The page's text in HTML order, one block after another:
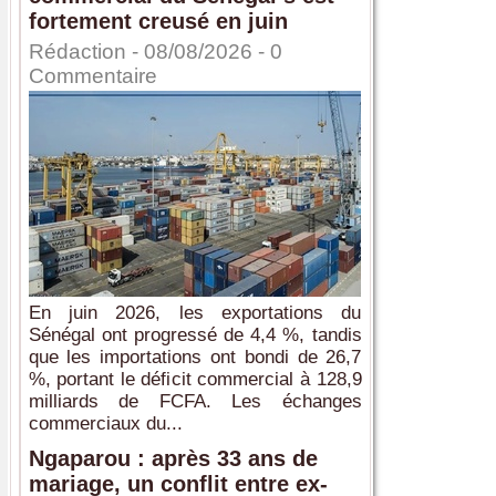
fortement creusé en juin
Rédaction - 08/08/2026 - 0
Commentaire
En juin 2026, les exportations du
Sénégal ont progressé de 4,4 %, tandis
que les importations ont bondi de 26,7
%, portant le déficit commercial à 128,9
milliards de FCFA. Les échanges
commerciaux du...
Ngaparou : après 33 ans de
mariage, un conflit entre ex-